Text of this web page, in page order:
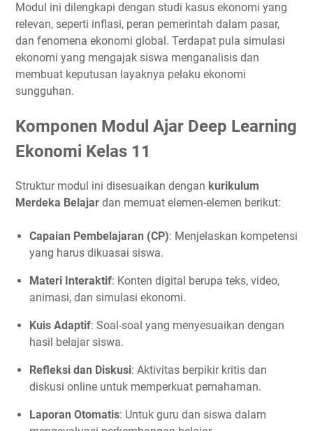
Modul ini dilengkapi dengan studi kasus ekonomi yang
relevan, seperti inflasi, peran pemerintah dalam pasar,
dan fenomena ekonomi global. Terdapat pula simulasi
ekonomi yang mengajak siswa menganalisis dan
membuat keputusan layaknya pelaku ekonomi
sungguhan.
Komponen Modul Ajar Deep Learning
Ekonomi Kelas 11
Struktur modul ini disesuaikan dengan kurikulum
Merdeka Belajar dan memuat elemen-elemen berikut:
Capaian Pembelajaran (CP): Menjelaskan kompetensi
yang harus dikuasai siswa.
Materi Interaktif: Konten digital berupa teks, video,
animasi, dan simulasi ekonomi.
Kuis Adaptif: Soal-soal yang menyesuaikan dengan
hasil belajar siswa.
Refleksi dan Diskusi: Aktivitas berpikir kritis dan
diskusi online untuk memperkuat pemahaman.
Laporan Otomatis: Untuk guru dan siswa dalam